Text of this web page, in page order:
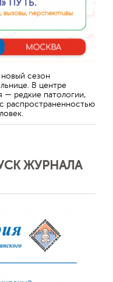
сезон
В центре
— редкие патологии,
распространенностью
ЖУРНАЛА